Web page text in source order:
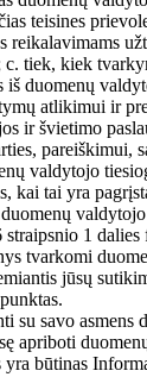
teisines
reikalavimams
c. tiek, kiek
iš duomenų
atlikimui ir
ir švietimo
pareiškimui,
valdytojo
kai tai yra
1 dalies
tvarkomi
jūsų
su savo asmens
apriboti
yra būtinas